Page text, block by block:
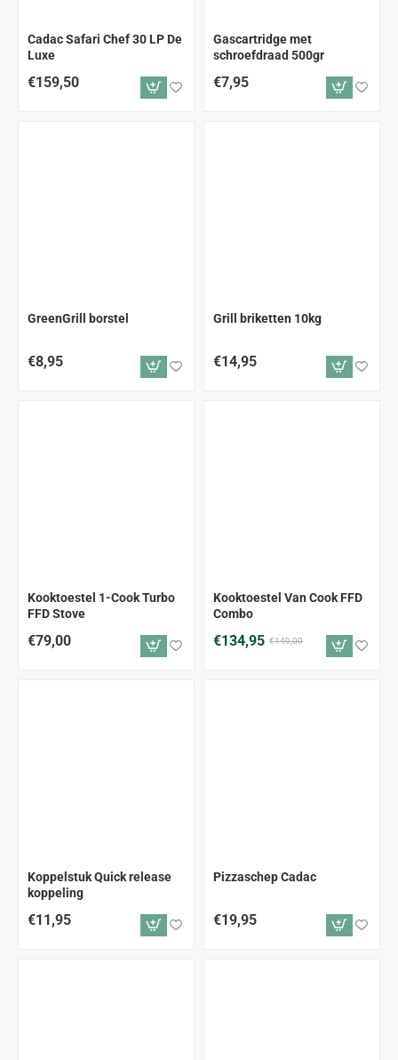
Cadac Safari Chef 30 LP De
Luxe
€159,50 ALLEEN AFHALEN
Gascartridge met
schroefdraad 500gr
€7,95
GreenGrill borstel
€8,95
Grill briketten 10kg
€14,95
Kooktoestel 1-Cook Turbo
FFD Stove
€79,00
Kooktoestel Van Cook FFD
Combo
€134,95 €149,00
Koppelstuk Quick release
koppeling
€11,95
Pizzaschep Cadac
€19,95